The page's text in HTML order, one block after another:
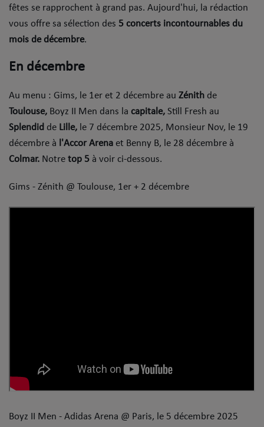
C quoi ton Actu ?
Dans ton Téléphone
Mic 2 Rue
Première Fois
URBAN CULTURE
Sport
Mode
Cinéma
CONCOURS
CHARTS
fêtes se rapprochent à grand pas. Aujourd'hui, la rédaction
vous offre sa sélection des 5 concerts incontournables du
mois de décembre.
En décembre
Au menu : Gims, le 1er et 2 décembre au Zénith de
Toulouse, Boyz II Men dans la capitale, Still Fresh au
Splendid de Lille, le 7 décembre 2025, Monsieur Nov, le 19
décembre à l'Accor Arena et Benny B, le 28 décembre à
Colmar. Notre top 5 à voir ci-dessous.
Gims - Zénith @ Toulouse, 1er + 2 décembre
Boyz II Men - Adidas Arena @ Paris, le 5 décembre 2025